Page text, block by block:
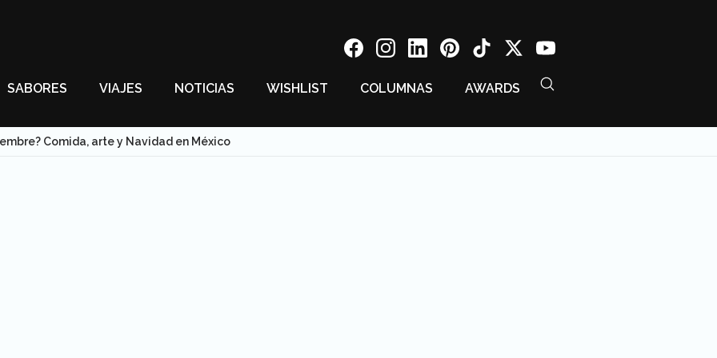
SABORES VIAJES NOTICIAS WISHLIST COLUMNAS AWARDS
Comida, arte y Navidad en México